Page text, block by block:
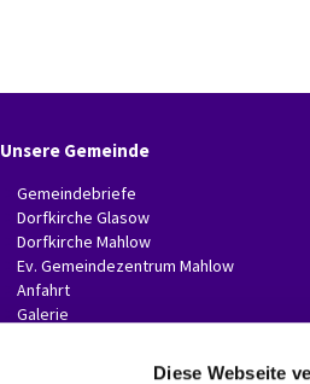
Diese Webseite
Unsere Gemeinde
Gemeindebriefe
Dorfkirche Glasow
Dorfkirche Mahlow
Ev. Gemeindezentrum Mahlow
Anfahrt
Galerie